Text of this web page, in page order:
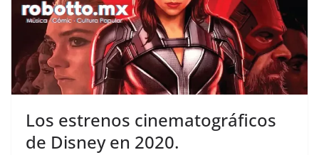
Los estrenos cinematográficos
de Disney en 2020.